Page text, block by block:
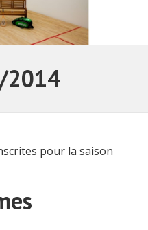
2014
pour la saison